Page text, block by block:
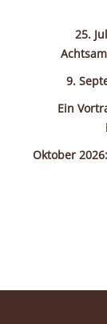
25.
9.
Ein
Oktober